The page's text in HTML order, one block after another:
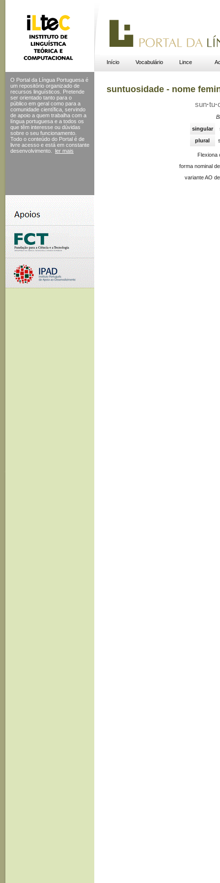
Início Vocabulário Lince
O Portal da Língua Portuguesa é
um repositório organizado de
recursos linguísticos. Pretende
ser orientado tanto para o
público em geral como para a
comunidade científica, servindo
de apoio a quem trabalha com a
língua portuguesa e a todos os
que têm interesse ou dúvidas
sobre o seu funcionamento.
Todo o conteúdo do Portal é de
livre acesso e está em constante
desenvolvimento.
ler mais
suntuosidade - nome
sun·tu·
singular
plural
Flexiona
forma nominal
variante AO